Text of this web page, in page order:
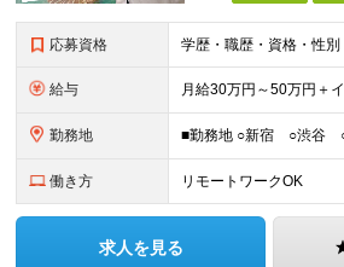
応募資格
給与
勤務地
働き方 リモートワークOK
求人を見る